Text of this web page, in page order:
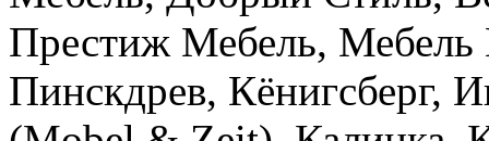
Престиж Мебель,
Пинскдрев, Кёнигсберг,